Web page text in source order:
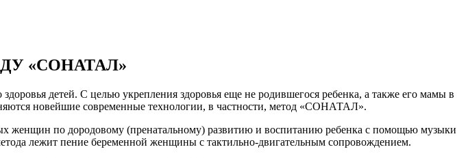
«СОНАТАЛ»
детей. С целью укрепления здоровья еще не родившегося ребенка, а также его мамы в
новейшие современные технологии, в частности, метод «СОНАТАЛ».
по дородовому (пренатальному) развитию и воспитанию ребенка с помощью музыки
лежит пение беременной женщины с тактильно-двигательным сопровождением.